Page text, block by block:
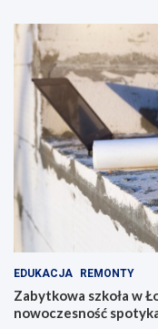
EDUKACJA REMONTY
Zabytkowa szkoła w
nowoczesność